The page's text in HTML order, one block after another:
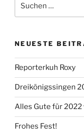
nach:
NEUESTE
Reporterkuh Roxy
Dreikönigssingen
Alles Gute für 2022
Frohes Fest!